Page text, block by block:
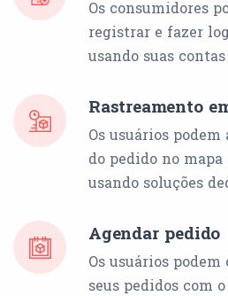
Os consumidores
registrar e fazer
usando suas
Rastreamento
Os usuários
do pedido no
usando soluções
Agendar pedido
Os usuários
seus pedidos com